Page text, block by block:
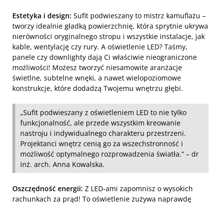
Estetyka i design: Sufit podwieszany to mistrz kamuflażu –
tworzy idealnie gładką powierzchnię, która sprytnie ukrywa
nierówności oryginalnego stropu i wszystkie instalacje, jak
kable, wentylację czy rury. A oświetlenie LED? Taśmy,
panele czy downlighty dają Ci właściwie nieograniczone
możliwości! Możesz tworzyć niesamowite aranżacje
świetlne, subtelne wnęki, a nawet wielopoziomowe
konstrukcje, które dodadzą Twojemu wnętrzu głębi.
„Sufit podwieszany z oświetleniem LED to nie tylko
funkcjonalność, ale przede wszystkim kreowanie
nastroju i indywidualnego charakteru przestrzeni.
Projektanci wnętrz cenią go za wszechstronność i
możliwość optymalnego rozprowadzenia światła.” – dr
inż. arch. Anna Kowalska.
Oszczędność energii: Z LED-ami zapomnisz o wysokich
rachunkach za prąd! To oświetlenie zużywa naprawdę